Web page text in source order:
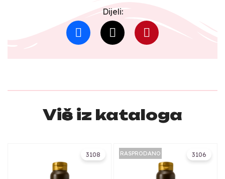
Dijeli:
Više iz kataloga
3108 3106
RASPRODANO